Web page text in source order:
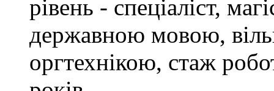
рівень - спеціаліст,
державною мовою,
оргтехнікою, стаж